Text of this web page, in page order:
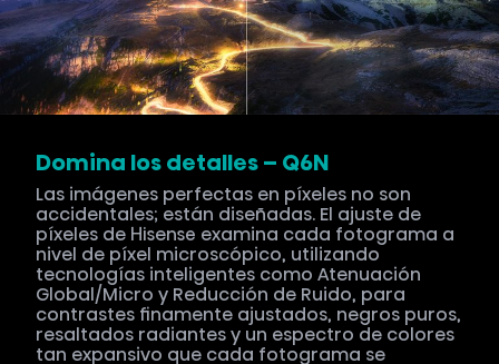
Domina los detalles – Q6N
Las imágenes perfectas en píxeles no son
accidentales; están diseñadas. El ajuste de
píxeles de Hisense examina cada fotograma a
nivel de píxel microscópico, utilizando
tecnologías inteligentes como Atenuación
Global/Micro y Reducción de Ruido, para
contrastes finamente ajustados, negros puros,
resaltados radiantes y un espectro de colores
tan expansivo que cada fotograma se